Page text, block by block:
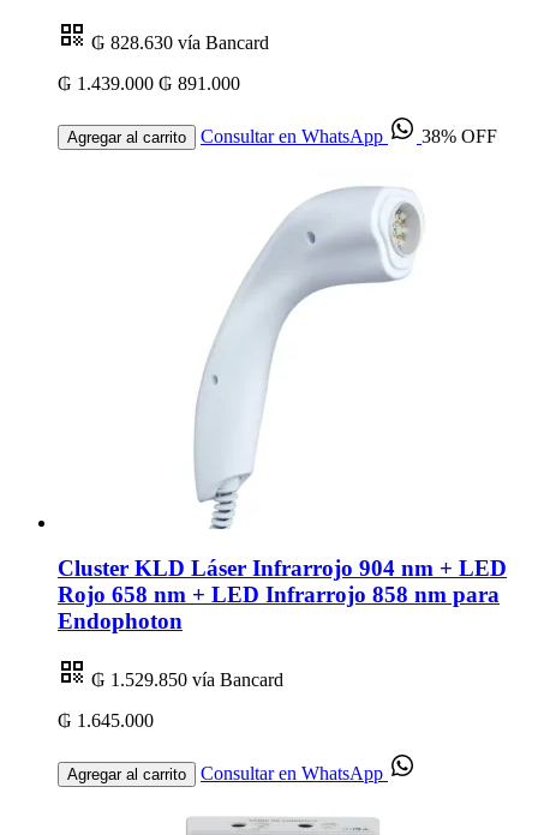
₲ 828.630 vía Bancard
₲ 1.439.000 ₲ 891.000
Agregar al carrito Consultar en WhatsApp 38% OFF
Cluster KLD Láser Infrarrojo 904 nm + LED
Rojo 658 nm + LED Infrarrojo 858 nm para
Endophoton
₲ 1.529.850 vía Bancard
₲ 1.645.000
Agregar al carrito Consultar en WhatsApp